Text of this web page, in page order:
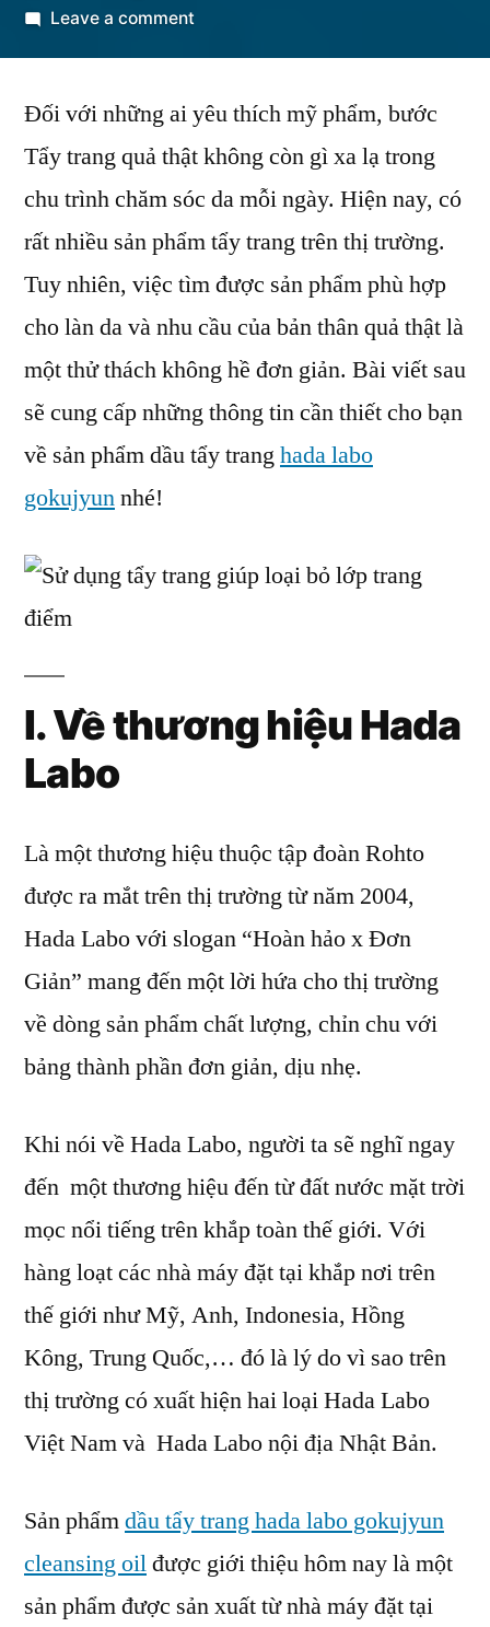
by
Leave a commenton
dầu
trang
hada
labo
(P1)
Đối với những ai yêu thích mỹ phẩm, bước
Tẩy trang quả thật không còn gì xa lạ trong
chu trình chăm sóc da mỗi ngày. Hiện nay, có
rất nhiều sản phẩm tẩy trang trên thị trường.
Tuy nhiên, việc tìm được sản phẩm phù hợp
cho làn da và nhu cầu của bản thân quả thật là
một thử thách không hề đơn giản. Bài viết sau
sẽ cung cấp những thông tin cần thiết cho bạn
về sản phẩm dầu tẩy tranghada labo
gokujyunnhé!
I. Về thương hiệu Hada
Labo
Là một thương hiệu thuộc tập đoàn Rohto
được ra mắt trên thị trường từ năm 2004,
Hada Labo với slogan “Hoàn hảo x Đơn
Giản” mang đến một lời hứa cho thị trường
về dòng sản phẩm chất lượng, chỉn chu với
bảng thành phần đơn giản, dịu nhẹ.
Khi nói về Hada Labo, người ta sẽ nghĩ ngay
đến một thương hiệu đến từ đất nước mặt trời
mọc nổi tiếng trên khắp toàn thế giới. Với
hàng loạt các nhà máy đặt tại khắp nơi trên
thế giới như Mỹ, Anh, Indonesia, Hồng
Kông, Trung Quốc,… đó là lý do vì sao trên
thị trường có xuất hiện hai loại Hada Labo
Việt Nam và Hada Labo nội địa Nhật Bản.
Sản phẩmdầu tẩy trang hada labo gokujyun
cleansing oilđược giới thiệu hôm nay là một
sản phẩm được sản xuất từ nhà máy đặt tại